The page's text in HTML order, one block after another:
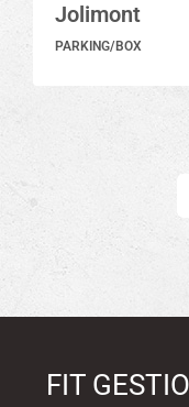
Jolimont
PARKING/BOX
FIT